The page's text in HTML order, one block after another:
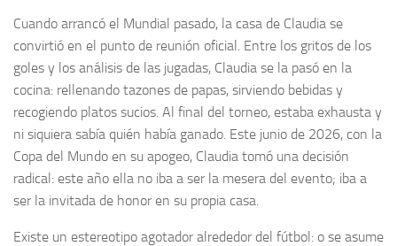
Cuando arrancó el Mundial pasado, la casa de Claudia se
convirtió en el punto de reunión oficial. Entre los gritos de los
goles y los análisis de las jugadas, Claudia se la pasó en la
cocina: rellenando tazones de papas, sirviendo bebidas y
recogiendo platos sucios. Al final del torneo, estaba exhausta y
ni siquiera sabía quién había ganado. Este junio de 2026, con la
Copa del Mundo en su apogeo, Claudia tomó una decisión
radical: este año ella no iba a ser la mesera del evento; iba a
ser la invitada de honor en su propia casa.
Existe un estereotipo agotador alrededor del fútbol: o se asume